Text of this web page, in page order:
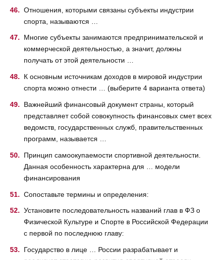
Отношения, которыми связаны субъекты индустрии
спорта, называются …
Многие субъекты занимаются предпринимательской и
коммерческой деятельностью, а значит, должны
получать от этой деятельности …
К основным источникам доходов в мировой индустрии
спорта можно отнести … (выберите 4 варианта ответа)
Важнейший финансовый документ страны, который
представляет собой совокупность финансовых смет всех
ведомств, государственных служб, правительственных
программ, называется …
Принцип самоокупаемости спортивной деятельности.
Данная особенность характерна для … модели
финансирования
Сопоставьте термины и определения:
Установите последовательность названий глав в ФЗ о
Физической Культуре и Спорте в Российской Федерации
с первой по последнюю главу:
Государство в лице … России разрабатывает и